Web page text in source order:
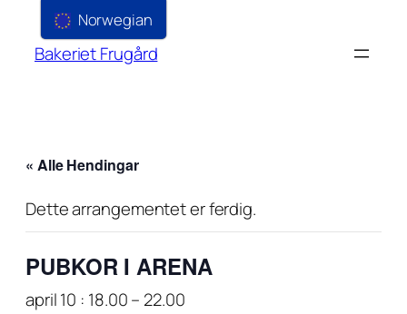
Bakeriet Frugård
« Alle Hendingar
Dette arrangementet er ferdig.
PUBKOR I ARENA
april 10 : 18.00– 22.00
Norwegian